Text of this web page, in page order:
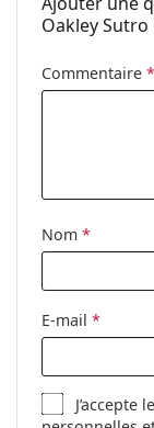
chiffon.
découvrir
Catégorie:
Marque:
correction:
Oakley Sutro
Commentaire *
Nom *
E-mail *
J’accepte